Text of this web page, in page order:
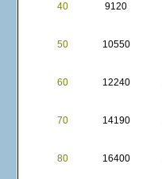
40 9120
50 10550
60 12240
70 14190
80 16400